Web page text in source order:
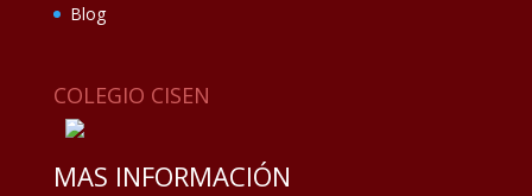
Blog
COLEGIO CISEN
MAS INFORMACIÓN